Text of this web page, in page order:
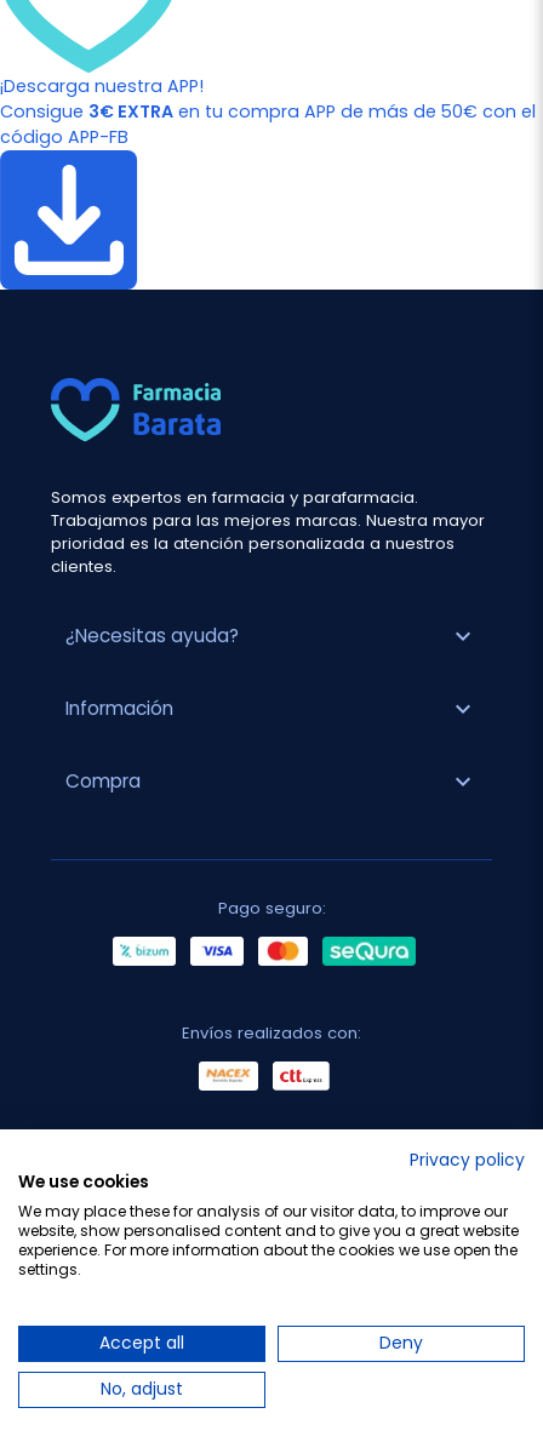
¡Descarga nuestra APP!
Consigue 3€ EXTRA en tu compra APP de más de 50€ con el
código APP-FB
Somos expertos en farmacia y parafarmacia.
Trabajamos para las mejores marcas. Nuestra mayor
prioridad es la atención personalizada a nuestros
clientes.
¿Necesitas ayuda? expand_more
Información expand_more
Compra expand_more
Pago seguro:
Envíos realizados con:
Privacy policy
We use cookies
We may place these for analysis of our visitor data, to improve our
website, show personalised content and to give you a great website
experience. For more information about the cookies we use open the
settings.
Accept all
Deny
No, adjust